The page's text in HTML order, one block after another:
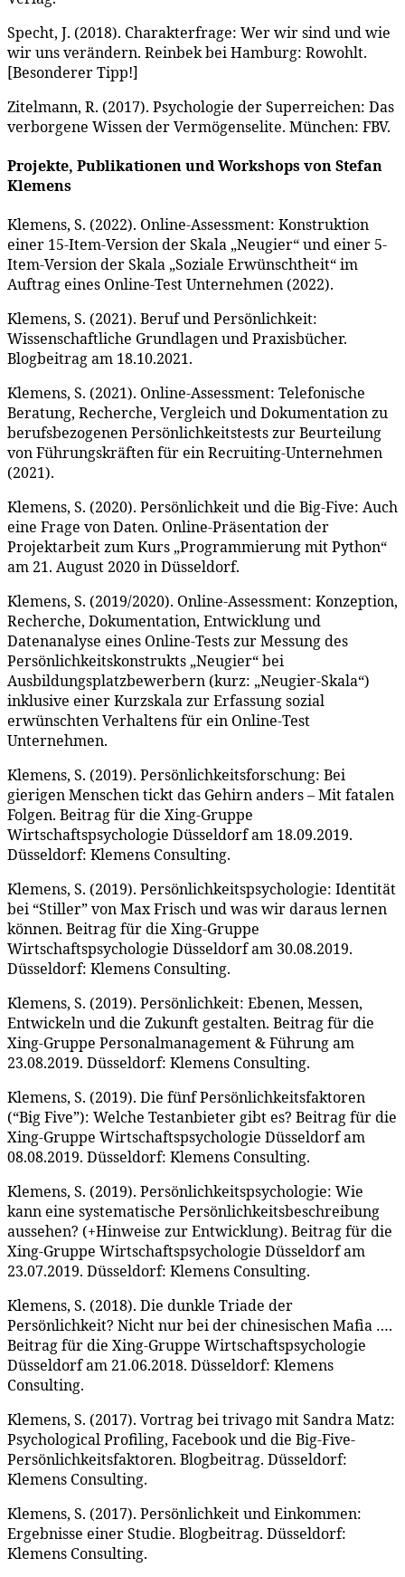
Specht, J. (2018). Charakterfrage: Wer wir sind und wie
wir uns verändern. Reinbek bei Hamburg: Rowohlt.
[Besonderer Tipp!]
Zitelmann, R. (2017). Psychologie der Superreichen: Das
verborgene Wissen der Vermögenselite. München: FBV.
Projekte, Publikationen und Workshops von Stefan
Klemens
Klemens, S. (2022). Online-Assessment: Konstruktion
einer 15-Item-Version der Skala „Neugier“ und einer 5-
Item-Version der Skala „Soziale Erwünschtheit“ im
Auftrag eines Online-Test Unternehmen (2022).
Klemens, S. (2021). Beruf und Persönlichkeit:
Wissenschaftliche Grundlagen und Praxisbücher.
Blogbeitrag am 18.10.2021.
Klemens, S. (2021). Online-Assessment: Telefonische
Beratung, Recherche, Vergleich und Dokumentation zu
berufsbezogenen Persönlichkeitstests zur Beurteilung
von Führungskräften für ein Recruiting-Unternehmen
(2021).
Klemens, S. (2020). Persönlichkeit und die Big-Five: Auch
eine Frage von Daten. Online-Präsentation der
Projektarbeit zum Kurs „Programmierung mit Python“
am 21. August 2020 in Düsseldorf.
Klemens, S. (2019/2020). Online-Assessment: Konzeption,
Recherche, Dokumentation, Entwicklung und
Datenanalyse eines Online-Tests zur Messung des
Persönlichkeitskonstrukts „Neugier“ bei
Ausbildungsplatzbewerbern (kurz: „Neugier-Skala“)
inklusive einer Kurzskala zur Erfassung sozial
erwünschten Verhaltens für ein Online-Test
Unternehmen.
Klemens, S. (2019). Persönlichkeitsforschung: Bei
gierigen Menschen tickt das Gehirn anders – Mit fatalen
Folgen. Beitrag für die Xing-Gruppe
Wirtschaftspsychologie Düsseldorf am 18.09.2019.
Düsseldorf: Klemens Consulting.
Klemens, S. (2019). Persönlichkeitspsychologie: Identität
bei “Stiller” von Max Frisch und was wir daraus lernen
können. Beitrag für die Xing-Gruppe
Wirtschaftspsychologie Düsseldorf am 30.08.2019.
Düsseldorf: Klemens Consulting.
Klemens, S. (2019). Persönlichkeit: Ebenen, Messen,
Entwickeln und die Zukunft gestalten. Beitrag für die
Xing-Gruppe Personalmanagement & Führung am
23.08.2019. Düsseldorf: Klemens Consulting.
Klemens, S. (2019). Die fünf Persönlichkeitsfaktoren
(“Big Five”): Welche Testanbieter gibt es? Beitrag für die
Xing-Gruppe Wirtschaftspsychologie Düsseldorf am
08.08.2019. Düsseldorf: Klemens Consulting.
Klemens, S. (2019). Persönlichkeitspsychologie: Wie
kann eine systematische Persönlichkeitsbeschreibung
aussehen? (+Hinweise zur Entwicklung). Beitrag für die
Xing-Gruppe Wirtschaftspsychologie Düsseldorf am
23.07.2019. Düsseldorf: Klemens Consulting.
Klemens, S. (2018). Die dunkle Triade der
Persönlichkeit? Nicht nur bei der chinesischen Mafia ….
Beitrag für die Xing-Gruppe Wirtschaftspsychologie
Düsseldorf am 21.06.2018. Düsseldorf: Klemens
Consulting.
Klemens, S. (2017). Vortrag bei trivago mit Sandra Matz:
Psychological Profiling, Facebook und die Big-Five-
Persönlichkeitsfaktoren. Blogbeitrag. Düsseldorf:
Klemens Consulting.
Klemens, S. (2017). Persönlichkeit und Einkommen:
Ergebnisse einer Studie. Blogbeitrag. Düsseldorf:
Klemens Consulting.